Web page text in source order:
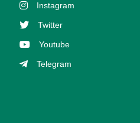
Instagram
Twitter
Youtube
Telegram